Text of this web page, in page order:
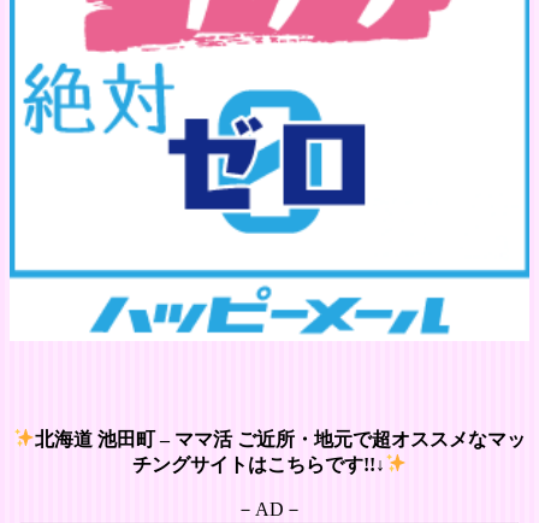
北海道 池田町 – ママ活 ご近所・地元で超オススメなマッ
チングサイトはこちらです!!↓
－AD－